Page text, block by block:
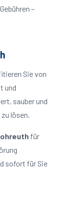
–
Sie von
und
sauber und
lösen.
für
sofort für Sie